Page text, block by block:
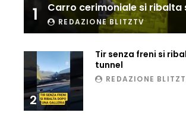
Incidente aereo a
perde il controllo
Ucraina, ecco come gli
i droni russi
1 Carro cerimoniale si ribalta
REDAZIONE BLITZTV
2
Tir senza freni si
tunnel
REDAZIONE